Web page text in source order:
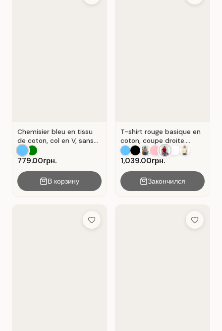
Chemisier bleu en tissu
de coton, col en V, sans
manches . Bleu.
779.00грн.
В корзину
T-shirt rouge basique en
coton, coupe droite.
Rouge .
1,039.00грн.
Закончился
Add to Wish List Add to